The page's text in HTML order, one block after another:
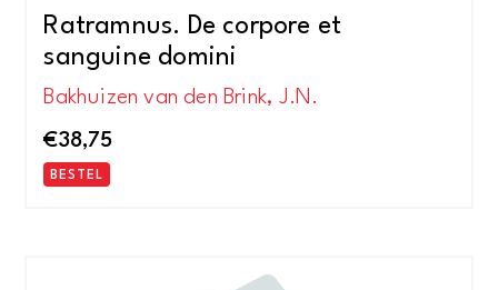
Ratramnus. De corpore et
sanguine domini
Bakhuizen van den Brink, J.N.
€38,75
BESTEL